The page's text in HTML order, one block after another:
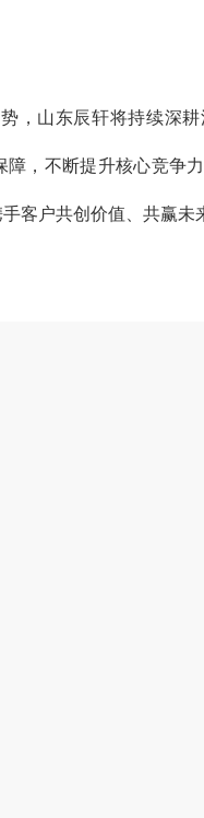
，山东辰轩将持续深
，不断提升核心竞争
客户共创价值、共赢未